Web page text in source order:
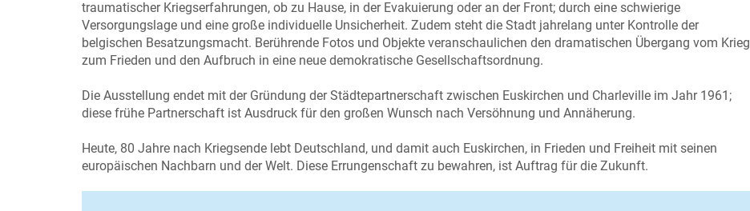
traumatischer Kriegserfahrungen, ob zu Hause, in der Evakuierung oder an der Front; durch eine schwierige
Versorgungslage und eine große individuelle Unsicherheit. Zudem steht die Stadt jahrelang unter Kontrolle der
belgischen Besatzungsmacht. Berührende Fotos und Objekte veranschaulichen den dramatischen Übergang vom Krieg
zum Frieden und den Aufbruch in eine neue demokratische Gesellschaftsordnung.
Die Ausstellung endet mit der Gründung der Städtepartnerschaft zwischen Euskirchen und Charleville im Jahr 1961;
diese frühe Partnerschaft ist Ausdruck für den großen Wunsch nach Versöhnung und Annäherung.
Heute, 80 Jahre nach Kriegsende lebt Deutschland, und damit auch Euskirchen, in Frieden und Freiheit mit seinen
europäischen Nachbarn und der Welt. Diese Errungenschaft zu bewahren, ist Auftrag für die Zukunft.